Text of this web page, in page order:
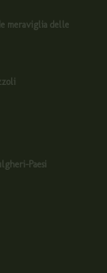
meraviglia delle
Paesi